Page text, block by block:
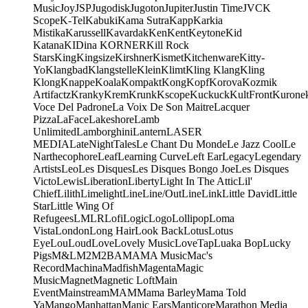
MusicJoyJSPJugodiskJugotonJupiterJustin TimeJVCK
ScopeK-TelKabukiKama SutraKappKarkia
MistikaKarussellKavardakKenKentKeytoneKid
KatanaKIDina KORNERKill Rock
StarsKingKingsizeKirshnerKismetKitchenwareKitty-
YoKlangbadKlangstelleKleinKlimtKling KlangKling
KlongKnappeKoalaKompaktKongKopfKorovaKozmik
ArtifactzKrankyKremKrunkKscopeKuckuckKultFront
Voce Del PadroneLa Voix De Son MaitreLacquer
PizzaLaFaceLakeshoreLamb
UnlimitedLamborghiniLanternLASER
MEDIALateNightTalesLe Chant Du MondeLe Jazz CoolLe
NarthecophoreLeafLearning CurveLeft EarLegacyLegendary
ArtistsLeoLes DisquesLes Disques Bongo JoeLes Disques
VictoLewisLiberationLibertyLight In The AtticLil'
ChiefLilithLimelightLineLine/OutLineLinkLittle DavidLittle
StarLittle Wing Of
RefugeesLMLRLofiLogicLogoLollipopLoma
VistaLondonLong HairLook BackLotusLotus
EyeLouLoudLoveLovely MusicLoveTapLuaka BopLucky
PigsM&LM2M2BAMAMA MusicMac's
RecordMachinaMadfishMagentaMagic
MusicMagnetMagnetic LoftMain
EventMainstreamMAMMama BarleyMama Told
YaMangoManhattanManic EarsManticoreMarathon Media